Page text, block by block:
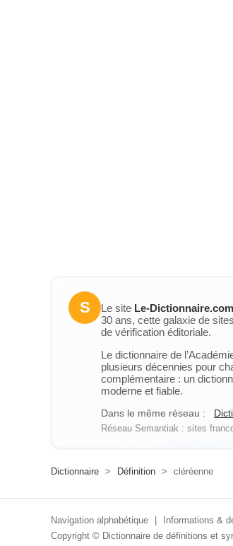
S Le site Le-Dictionnaire.com
30 ans, cette galaxie de
de vérification éditoriale.
Le dictionnaire de
plusieurs décennies pour
complémentaire : un
moderne et fiable.
Dans le même réseau :
Réseau Semantiak : sites
Dictionnaire > Définition > cléréenne
Navigation alphabétique Informations &
Copyright © Dictionnaire de définitions et